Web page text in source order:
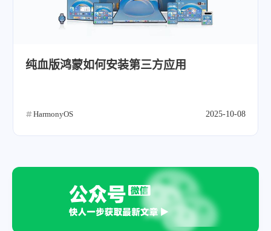
纯血版鸿蒙如何安装第三方应用
HarmonyOS 2025-10-08